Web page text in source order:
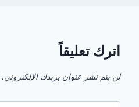
اترك تعليقاً
لن يتم نشر عنوان بريدك الإلكتروني.